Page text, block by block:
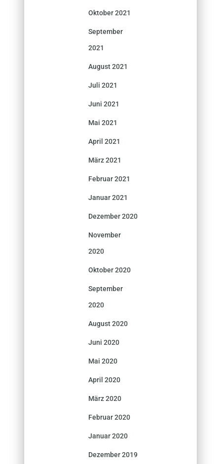
Oktober 2021
September
2021
August 2021
Juli 2021
Juni 2021
Mai 2021
April 2021
März 2021
Februar 2021
Januar 2021
Dezember 2020
November
2020
Oktober 2020
September
2020
August 2020
Juni 2020
Mai 2020
April 2020
März 2020
Februar 2020
Januar 2020
Dezember 2019